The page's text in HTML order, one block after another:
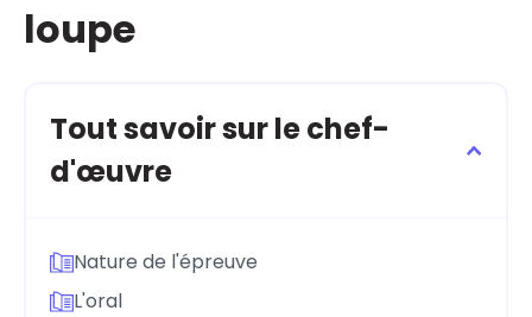
loupe
Tout savoir sur le chef-
d'œuvre
Nature de l'épreuve
L'oral